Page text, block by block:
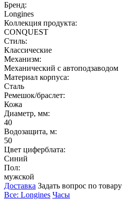
Бренд:
Longines
Коллекция продукта:
CONQUEST
Стиль:
Классические
Механизм:
Механический с автоподзаводом
Материал корпуса:
Сталь
Ремешок/браслет:
Кожа
Диаметр, мм:
40
Водозащита, м:
50
Цвет циферблата:
Синий
Пол:
мужской
Доставка Задать вопрос по товару
Все: Longines Часы